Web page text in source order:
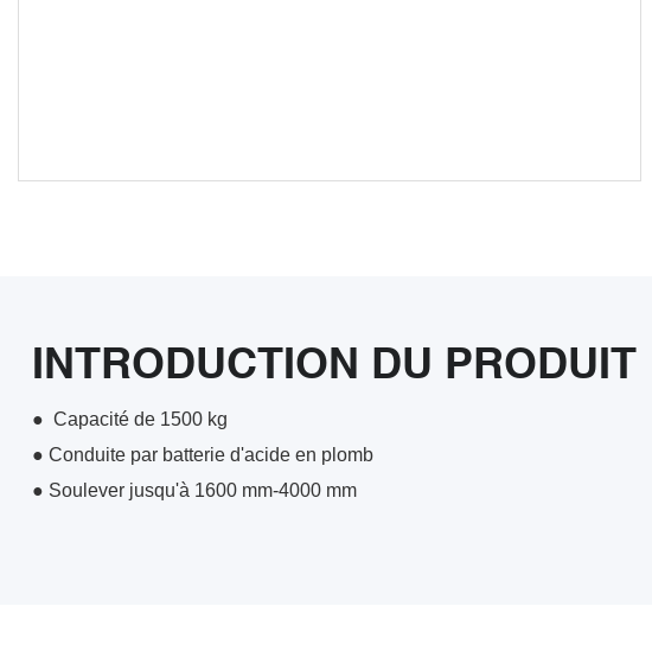
INTRODUCTION DU PRODUIT
● Capacité de 1500 kg
● Conduite par batterie d'acide en plomb
● Soulever jusqu'à 1600 mm-4000 mm